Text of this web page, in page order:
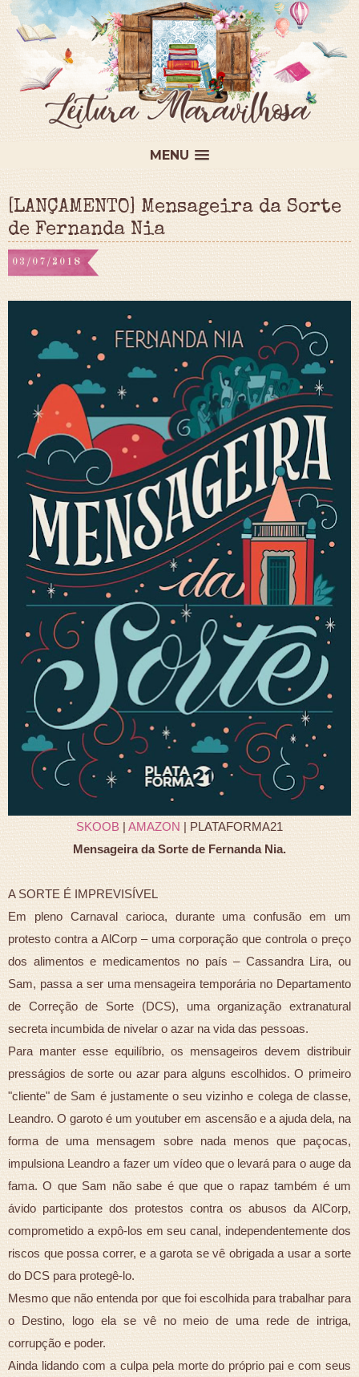
MENU
[LANÇAMENTO] Mensageira da Sorte
de Fernanda Nia
03/07/2018
SKOOB |AMAZON| PLATAFORMA21
Mensageira da Sorte de Fernanda Nia.
A SORTE É IMPREVISÍVEL
Em pleno Carnaval carioca, durante uma confusão em um
protesto contra a AlCorp – uma corporação que controla o preço
dos alimentos e medicamentos no país – Cassandra Lira, ou
Sam, passa a ser uma mensageira temporária no Departamento
de Correção de Sorte (DCS), uma organização extranatural
secreta incumbida de nivelar o azar na vida das pessoas.
Para manter esse equilíbrio, os mensageiros devem distribuir
presságios de sorte ou azar para alguns escolhidos. O primeiro
"cliente" de Sam é justamente o seu vizinho e colega de classe,
Leandro. O garoto é um youtuber em ascensão e a ajuda dela, na
forma de uma mensagem sobre nada menos que paçocas,
impulsiona Leandro a fazer um vídeo que o levará para o auge da
fama. O que Sam não sabe é que que o rapaz também é um
ávido participante dos protestos contra os abusos da AlCorp,
comprometido a expô-los em seu canal, independentemente dos
riscos que possa correr, e a garota se vê obrigada a usar a sorte
do DCS para protegê-lo.
Mesmo que não entenda por que foi escolhida para trabalhar para
o Destino, logo ela se vê no meio de uma rede de intriga,
corrupção e poder.
Ainda lidando com a culpa pela morte do próprio pai e com seus